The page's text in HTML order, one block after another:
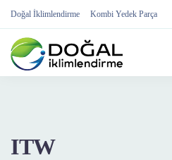
Doğal İklimlendirme Kombi Yedek Parça
ITW